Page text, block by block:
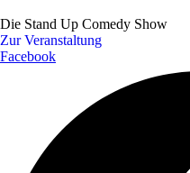
Die Stand Up Comedy Show
Zur Veranstaltung
Facebook